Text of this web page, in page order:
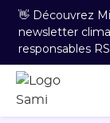
👋 Découvrez
newsletter
responsables